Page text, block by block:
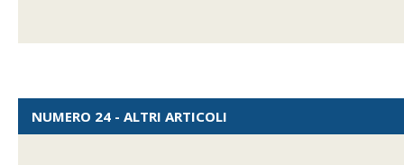
NUMERO 24 - ALTRI ARTICOLI